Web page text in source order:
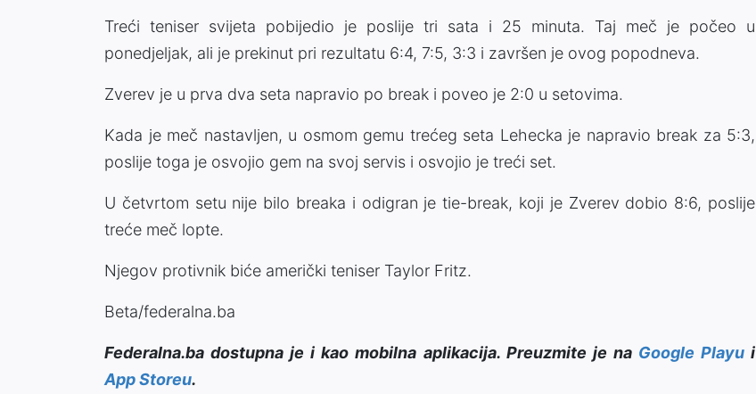
Treći teniser svijeta pobijedio je poslije tri sata i 25 minuta. Taj meč je počeo u
ponedjeljak, ali je prekinut pri rezultatu 6:4, 7:5, 3:3 i završen je ovog popodneva.
Zverev je u prva dva seta napravio po break i poveo je 2:0 u setovima.
Kada je meč nastavljen, u osmom gemu trećeg seta Lehecka je napravio break za 5:3,
poslije toga je osvojio gem na svoj servis i osvojio je treći set.
U četvrtom setu nije bilo breaka i odigran je tie-break, koji je Zverev dobio 8:6, poslije
treće meč lopte.
Njegov protivnik biće američki teniser Taylor Fritz.
Beta/federalna.ba
Federalna.ba dostupna je i kao mobilna aplikacija. Preuzmite je na Google Playui
App Storeu.